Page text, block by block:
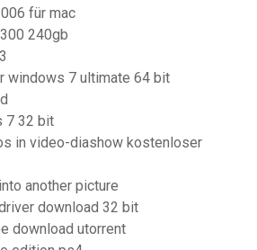
für mac
240gb
windows 7 ultimate 64 bit
7 32 bit
in video-diashow kostenloser
another picture
download 32 bit
download utorrent